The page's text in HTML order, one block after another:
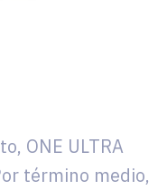
ONE ULTRA
término medio,